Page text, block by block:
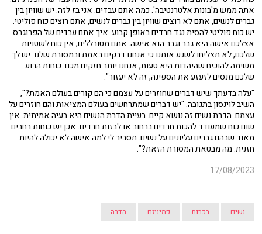
אתה ממש מ'בונות אלטרנטיבה'. כמה אתם עבדים. אני בז לזה. יש שוויון בין
גברים לנשים, אתם לא רוצים שוויון בין גברים לנשים, אתם רוצים כוח פוליטי.
יש כוח פוליטי להסית נגד חרדים באופן קבוע. איך אתם עבדים של הפרוגרס.
אצלכם אישה היא גבר וגבר הוא אישה. אתם מטורללים, אין כוח לשטויות
שלכם, לא תצליחו לשגע אותנו כי אנחנו דבקים באמת ובמסורת שלנו. יש לך
משימה להוכיח שהיהדות היא טעות, אנחנו יותר חזקים מכם. כוחות הרוע
שלכם מנסים לזעזע את הספינה, זה לא יעזור".
"עלה בדעתך שיש דברים שחוזרים על עצמם כי הם קורים בעולם האמת?",
השיב לוינסון בתגובה. "יש דברים שמתרחשים בעולם המציאות והם חוזרים על
עצמם. הדרת נשים זה נושא קיים. בעיית הדרת הנשים היא בעיה אמיתית. אין
שום כוח שמעודד להכות חרדים ברחוב או לבזות חרדים. אכן יש כוחות רחבים
מאוד שבהם גברים עליונים על נשים. תסביר לי למה אישה לא יכולה להיות
חזנית. מה מבטאת המסורת הזאת?".
17/08/2023
נשים רכבות פמיניזם הדרה